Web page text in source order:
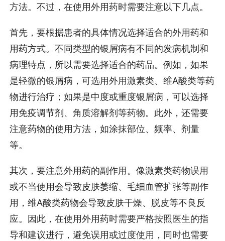
方法。不过，在使用外用药时需要注意以下几点。
首先，要根据患者的具体情况选择适合的外用药和
用药方式。不同类型的银屑病有不同的发病机制和
病理特点，所以需要选择适合的药品。例如，如果
是轻微的银屑病，可选用外用激素类、维A酸类等药
物进行治疗；如果是中度或重度银屑病，可以选择
用免疫调节剂、角质溶解剂等药物。此外，还需要
注意药物的使用方法，如涂抹部位、频率、剂量
等。
其次，要注意外用药的副作用。像激素类药物误用
或不当使用会导致皮肤萎缩、毛细血管扩张等副作
用，维A酸类药物会导致皮肤干燥、脱皮等不良反
应。因此，在使用外用药时需要严格按照医生的指
导和建议进行，避免误用或过度使用，同时也需要